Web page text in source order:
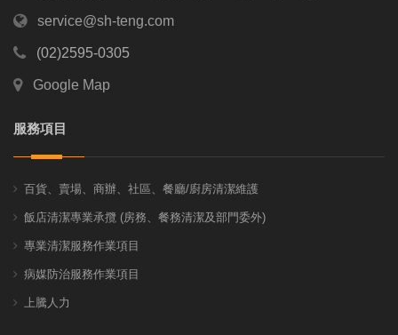
service@sh-teng.com
(02)2595-0305
Google Map
服務項目
百貨、賣場、商辦、社區、餐廳/廚房清潔維護
飯店清潔專業承攬 (房務、餐務清潔及部門委外)
專業清潔服務作業項目
病媒防治服務作業項目
上騰人力